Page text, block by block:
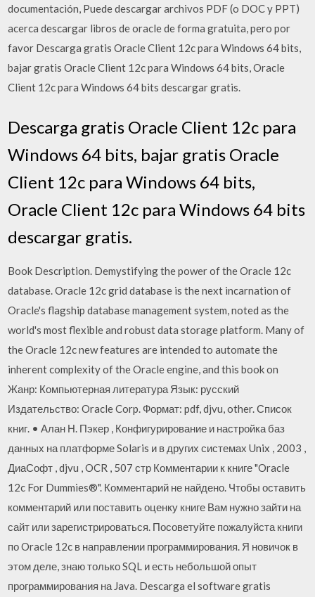
documentación, Puede descargar archivos PDF (o DOC y PPT)
acerca descargar libros de oracle de forma gratuita, pero por
favor Descarga gratis Oracle Client 12c para Windows 64 bits,
bajar gratis Oracle Client 12c para Windows 64 bits, Oracle
Client 12c para Windows 64 bits descargar gratis.
Descarga gratis Oracle Client 12c para
Windows 64 bits, bajar gratis Oracle
Client 12c para Windows 64 bits,
Oracle Client 12c para Windows 64 bits
descargar gratis.
Book Description. Demystifying the power of the Oracle 12c
database. Oracle 12c grid database is the next incarnation of
Oracle's flagship database management system, noted as the
world's most flexible and robust data storage platform. Many of
the Oracle 12c new features are intended to automate the
inherent complexity of the Oracle engine, and this book on
Жанр: Компьютерная литература Язык: русский
Издательство: Oracle Corp. Формат: pdf, djvu, other. Список
книг. • Алан Н. Пэкер , Конфигурирование и настройка баз
данных на платформе Solaris и в других системах Unix , 2003 ,
ДиаСофт , djvu , OCR , 507 стр Комментарии к книге "Oracle
12c For Dummies®". Комментарий не найдено. Чтобы оставить
комментарий или поставить оценку книге Вам нужно зайти на
сайт или зарегистрироваться. Посоветуйте пожалуйста книги
по Oracle 12c в направлении программирования. Я новичок в
этом деле, знаю только SQL и есть небольшой опыт
программирования на Java. Descarga el software gratis